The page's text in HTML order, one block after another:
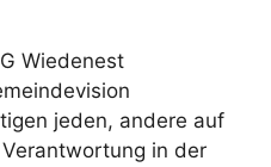
Wiedenest
jeden, andere auf
in der